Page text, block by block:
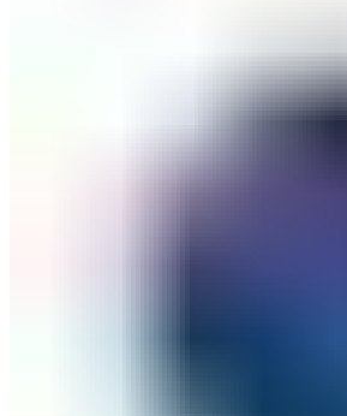
ПУДРИ ЗА ЛИЦЕ